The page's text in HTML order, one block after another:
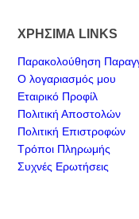
ΧΡΗΣΙΜΑ LINKS
Παρακολούθηση
Ο λογαριασμός μου
Εταιρικό Προφίλ
Πολιτική Αποστολών
Πολιτική Επιστροφών
Τρόποι Πληρωμής
Συχνές Ερωτήσεις